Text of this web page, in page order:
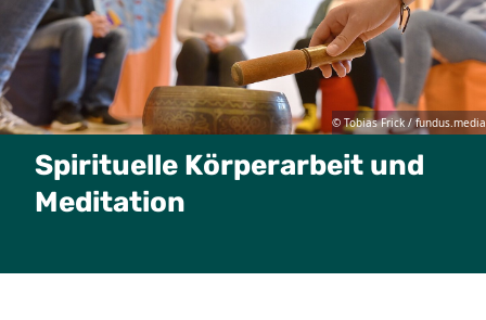
© Tobias Frick / fundus.media
Spirituelle Körperarbeit und
Meditation